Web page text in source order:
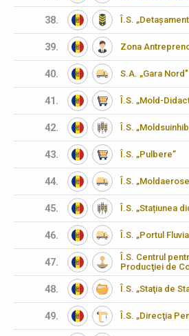
38. Î.S.
39. Zona
40. S.A. „Gara Nord"
41. Î.S. „Mold-
42. Î.S.
43. Î.S. „Pulbere”
44. Î.S.
45. Î.S. „Stațiunea
46. Î.S. „Portul
47.
Î.S. Centrul
Producţiei de
48. Î.S. „Staţia de
49. Î.S. „Direcţia